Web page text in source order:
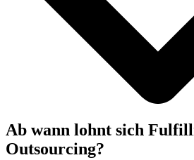
Ab wann lohnt sich
Outsourcing?